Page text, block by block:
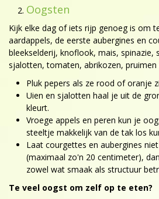
Oogsten
Kijk elke dag of iets rijp genoeg is om
aardappels, de eerste aubergines en
bleekselderij, knoflook, mais, spinazie,
sjalotten, tomaten, abrikozen, pruimen
Pluk pepers als ze rood of oranje
Uien en sjalotten haal je uit de
kleurt.
Vroege appels en peren kun je
steeltje makkelijk van de tak los
Laat courgettes en aubergines
(maximaal zo'n 20 centimeter),
zowel wat smaak als structuur
Te veel oogst om zelf op te eten?